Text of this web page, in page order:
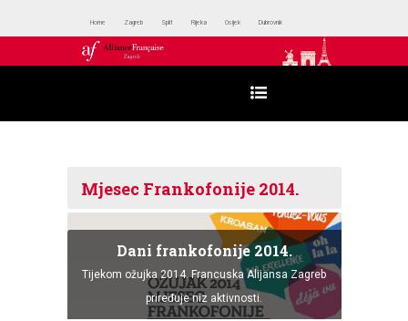
Home Zagreb Split Rijeka Osijek Dubrovnik
Mjesec Frankofonije 2014.
Dani frankofonije 2014.
Tijekom ožujka 2014. Francuska Alijansa Zagreb
priređuje niz aktivnosti.